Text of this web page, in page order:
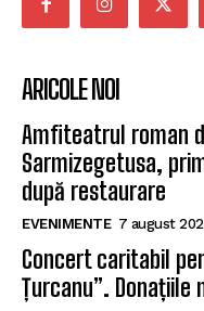
ARICOLE NOI
Amfiteatrul roman
Sarmizegetusa,
după restaurare
EVENIMENTE 7 august
Concert caritabil
Țurcanu”.